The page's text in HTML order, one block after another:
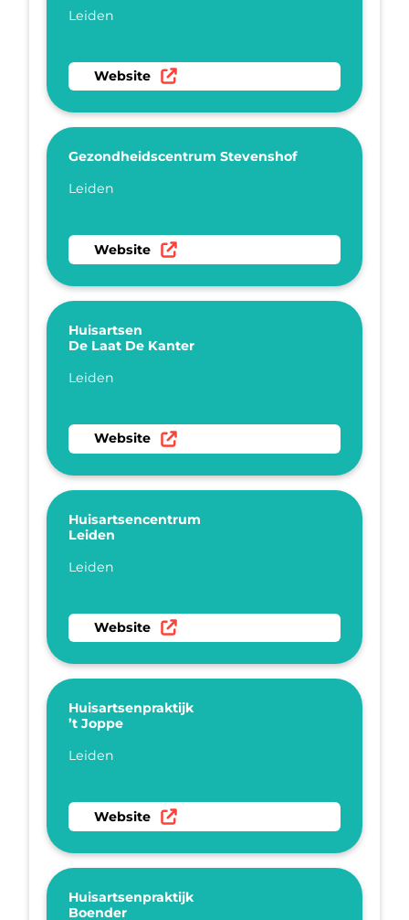
Plaatsnaam
Leiden
Ga naar website Gezondheidscentrum
Website
Gezondheidscentrum Stevenshof
Plaatsnaam
Leiden
Ga naar website Gezondheidscentrum
Website
Huisartsen
De Laat De Kanter
Plaatsnaam
Leiden
Ga naar website Huisartsen De Laat De
Website
Huisartsencentrum
Leiden
Plaatsnaam
Leiden
Ga naar website Huisartsencentrum Leiden
Website
Huisartsenpraktijk
’t Joppe
Plaatsnaam
Leiden
Ga naar website Huisartsenpraktijk ’t Joppe
Website
Huisartsenpraktijk
Boender